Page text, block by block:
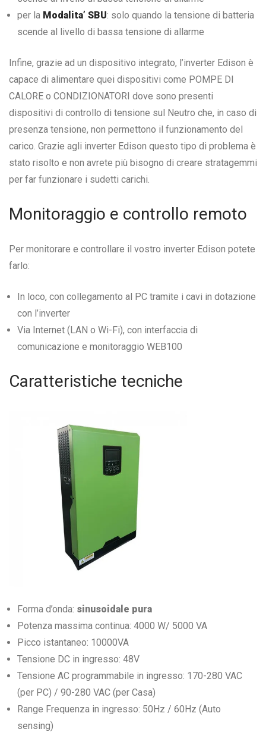
per la Modalita’ SBU: solo quando la tensione di batteria
scende al livello di bassa tensione di allarme
Infine, grazie ad un dispositivo integrato, l’inverter Edison è
capace di alimentare quei dispositivi come POMPE DI
CALORE o CONDIZIONATORI dove sono presenti
dispositivi di controllo di tensione sul Neutro che, in caso di
presenza tensione, non permettono il funzionamento del
carico. Grazie agli inverter Edison questo tipo di problema è
stato risolto e non avrete più bisogno di creare stratagemmi
per far funzionare i sudetti carichi.
Monitoraggio e controllo remoto
Per monitorare e controllare il vostro inverter Edison potete
farlo:
In loco, con collegamento al PC tramite i cavi in dotazione
con l’inverter
Via Internet (LAN o Wi-Fi), con interfaccia di
comunicazione e monitoraggio WEB100
Caratteristiche tecniche
Forma d’onda: sinusoidale pura
Potenza massima continua: 4000 W/ 5000 VA
Picco istantaneo: 10000VA
Tensione DC in ingresso: 48V
Tensione AC programmabile in ingresso: 170-280 VAC
(per PC) / 90-280 VAC (per Casa)
Range Frequenza in ingresso: 50Hz / 60Hz (Auto
sensing)